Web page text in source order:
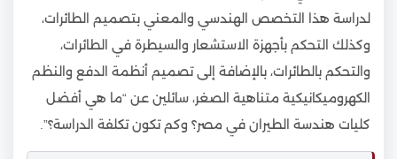
لدراسة هذا التخصص الهندسي والمعني بتصميم الطائرات،
وكذلك التحكم بأجهزة الاستشعار والسيطرة في الطائرات،
والتحكم بالطائرات، بالإضافة إلى تصميم أنظمة الدفع والنظم
الكهروميكانيكية متناهية الصغر، سائلين عن “ما هي أفضل
كليات هندسة الطيران في مصر؟ وكم تكون تكلفة الدراسة؟”.